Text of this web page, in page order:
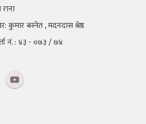
कुमार बस्नेत , मदनदास श्रेष्ठ
नं. : ४३ - ०७३ / ७४